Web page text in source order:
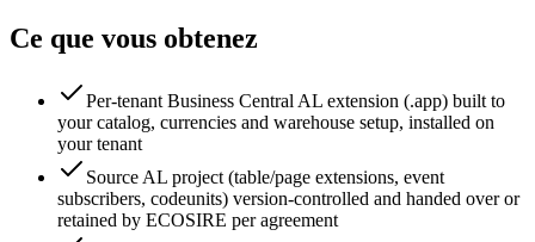
Ce que vous obtenez
Per-tenant Business Central AL extension (.app) built to
your catalog, currencies and warehouse setup, installed on
your tenant
Source AL project (table/page extensions, event
subscribers, codeunits) version-controlled and handed over or
retained by ECOSIRE per agreement